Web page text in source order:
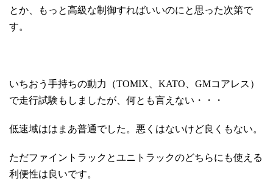
とか、もっと高級な制御すればいいのにと思った次第で
す。
いちおう手持ちの動力（TOMIX、KATO、GMコアレス）
で走行試験もしましたが、何とも言えない・・・
低速域ははまあ普通でした。悪くはないけど良くもない。
ただファイントラックとユニトラックのどちらにも使える
利便性は良いです。